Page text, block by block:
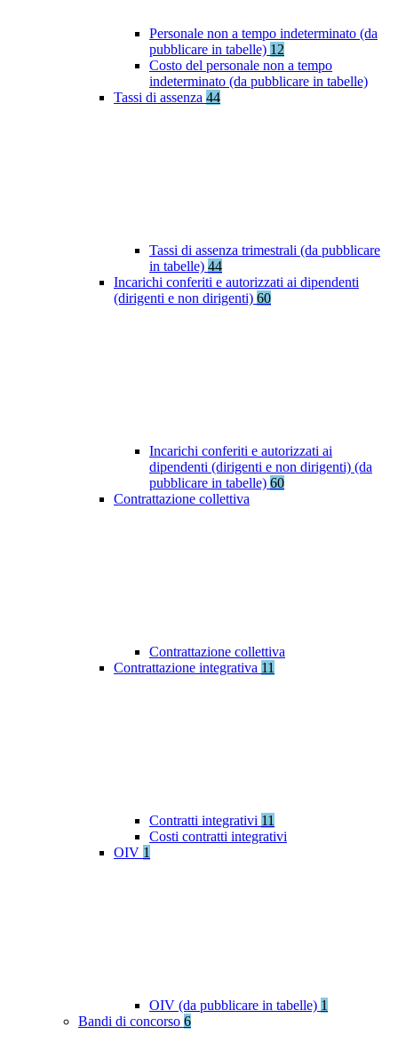
Personale non a tempo indeterminato (da
pubblicare in tabelle) 12
Costo del personale non a tempo
indeterminato (da pubblicare in tabelle)
Tassi di assenza 44
Tassi di assenza trimestrali (da pubblicare
in tabelle) 44
Incarichi conferiti e autorizzati ai dipendenti
(dirigenti e non dirigenti) 60
Incarichi conferiti e autorizzati ai
dipendenti (dirigenti e non dirigenti) (da
pubblicare in tabelle) 60
Contrattazione collettiva
Contrattazione collettiva
Contrattazione integrativa 11
Contratti integrativi 11
Costi contratti integrativi
OIV 1
OIV (da pubblicare in tabelle) 1
Bandi di concorso 6